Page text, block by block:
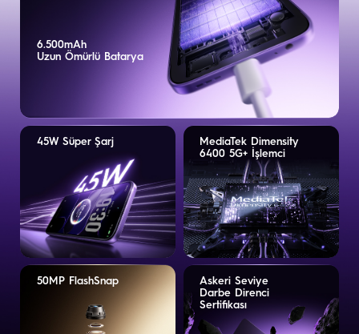
6.500mAh
Uzun Ömürlü Batarya
45W Süper Şarj
MediaTek Dimensity
6400 5G+ İşlemci
50MP FlashSnap
Askeri Seviye
Darbe Direnci
Sertifikası